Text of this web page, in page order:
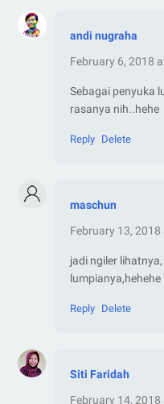
andi nugraha
February 6, 2018
Sebagai penyuka
rasanya nih..hehe
Reply Delete
maschun
February 13, 2018
jadi ngiler
lumpianya,hehehe
Reply Delete
Siti Faridah
February 14, 2018